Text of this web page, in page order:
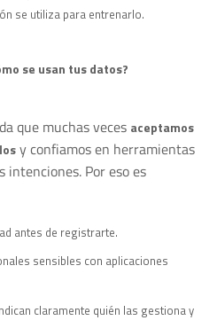
se utiliza para entrenarlo.
se usan tus datos?
que muchas veces aceptamos
y confiamos en herramientas
Por eso es
antes de registrarte.
sensibles con aplicaciones
claramente quién las gestiona y